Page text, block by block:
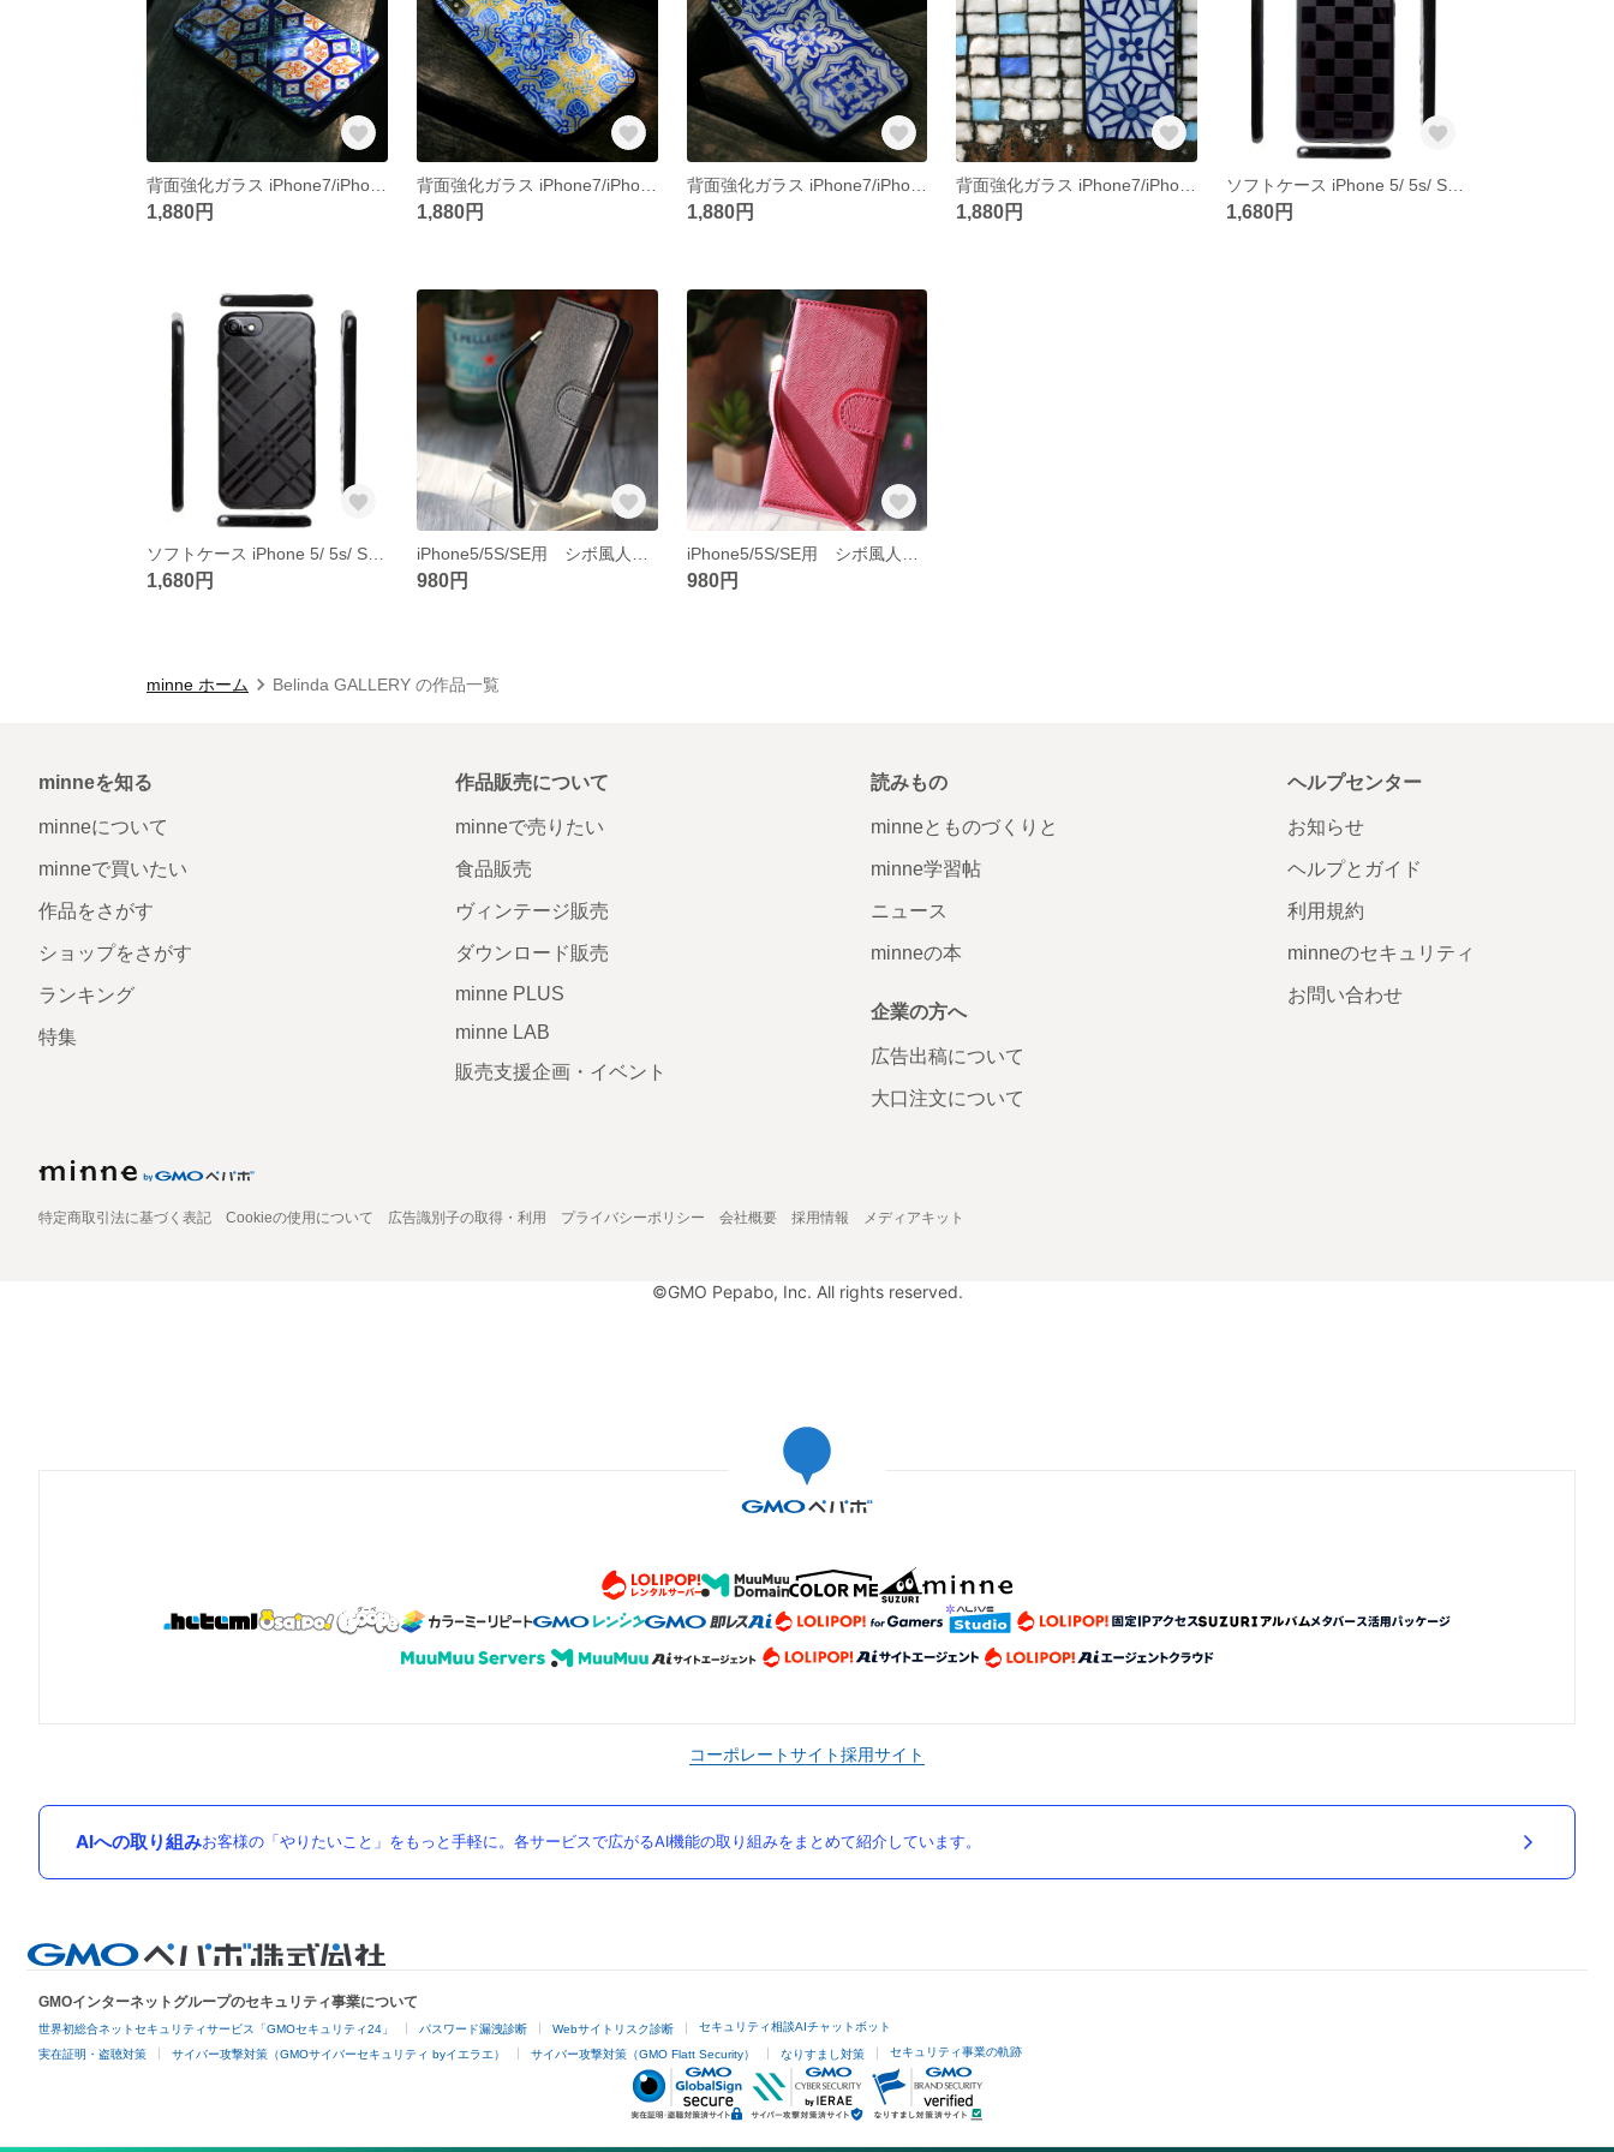
1,880円
背面強化ガラス iPhone7/iPhone8 iPhone XS/X iPhone XR ソフトケース シチリア タイル デザイン/レモンブルー＊ダマスク
1,880円
背面強化ガラス iPhone7/iPhone8 iPhone XS/X iPhone XR ソフトケース シチリア タイル デザイン/マリンブルー＊ダマスク
1,880円 1,880円 1,680円
1,680円 980円 980円
minne ホーム Belinda GALLERY の作品一覧
minneを知る
minneについて
minneで買いたい
作品をさがす
ショップをさがす
ランキング
特集
作品販売について
minneで売りたい
食品販売
ヴィンテージ販売
ダウンロード販売
minne PLUS
minne LAB
販売支援企画・イベント
読みもの
minneとものづくりと
minne学習帖
ニュース
minneの本
企業の方へ
広告出稿について
大口注文について
ヘルプセンター
お知らせ
ヘルプとガイド
利用規約
minneのセキュリティ
お問い合わせ
特定商取引法に基づく表記 Cookieの使用について 広告識別子の取得・利用 プライバシーポリシー 会社概要 採用情報 メディアキット
©GMO Pepabo, Inc. All rights reserved.
コーポレートサイト採用サイト
AIへの取り組みお客様の「やりたいこと」をもっと手軽に。各サービスで広がるAI機能の取り組みをまとめて紹介しています。
GMOインターネットグループのセキュリティ事業について
世界初総合ネットセキュリティサービス「GMOセキュリティ24」 パスワード漏洩診断 Webサイトリスク診断 セキュリティ相談AIチャットボット
実在証明・盗聴対策 サイバー攻撃対策（GMOサイバーセキュリティ byイエラエ） サイバー攻撃対策（GMO Flatt Security） なりすまし対策 セキュリティ事業の軌跡